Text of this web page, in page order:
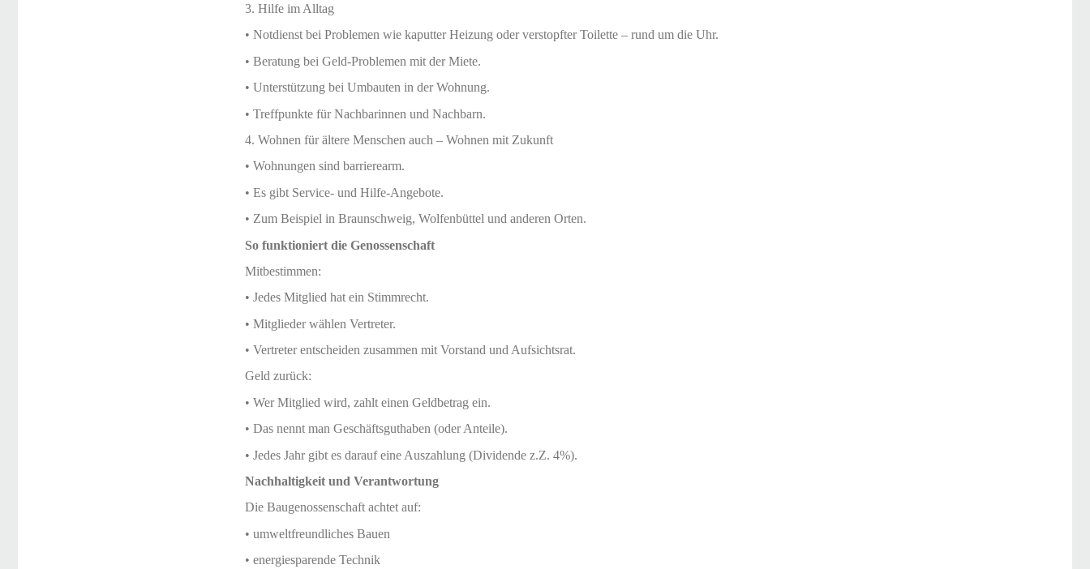
3. Hilfe im Alltag
• Notdienst bei Problemen wie kaputter Heizung oder verstopfter Toilette – rund um die Uhr.
• Beratung bei Geld-Problemen mit der Miete.
• Unterstützung bei Umbauten in der Wohnung.
• Treffpunkte für Nachbarinnen und Nachbarn.
4. Wohnen für ältere Menschen auch – Wohnen mit Zukunft
• Wohnungen sind barrierearm.
• Es gibt Service- und Hilfe-Angebote.
• Zum Beispiel in Braunschweig, Wolfenbüttel und anderen Orten.
So funktioniert die Genossenschaft
Mitbestimmen:
• Jedes Mitglied hat ein Stimmrecht.
• Mitglieder wählen Vertreter.
• Vertreter entscheiden zusammen mit Vorstand und Aufsichtsrat.
Geld zurück:
• Wer Mitglied wird, zahlt einen Geldbetrag ein.
• Das nennt man Geschäftsguthaben (oder Anteile).
• Jedes Jahr gibt es darauf eine Auszahlung (Dividende z.Z. 4%).
Nachhaltigkeit und Verantwortung
Die Baugenossenschaft achtet auf:
• umweltfreundliches Bauen
• energiesparende Technik